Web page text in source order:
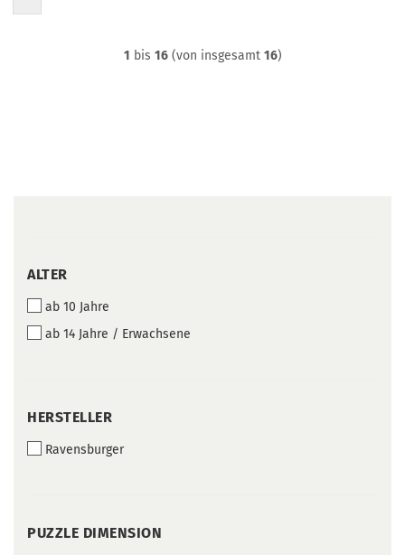
1 bis 16(von insgesamt 16)
ALTER
ALTER
ab 10 Jahre
ab 14 Jahre / Erwachsene
HERSTELLER
HERSTELLER
Ravensburger
PUZZLE
PUZZLE DIMENSION